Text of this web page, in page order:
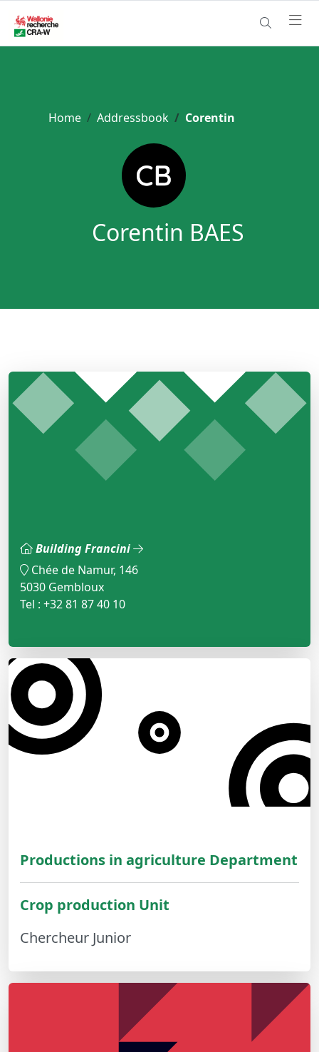
Home Addressbook Corentin
Corentin BAES
Building Francini
Chée de Namur, 146
5030 Gembloux
Tel : +32 81 87 40 10
Productions in agriculture Department
Crop production Unit
Chercheur Junior